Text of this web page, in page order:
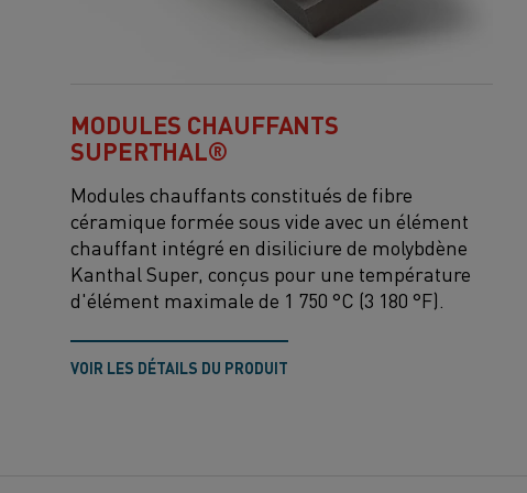
MODULES CHAUFFANTS
SUPERTHAL®
Modules chauffants constitués de fibre
céramique formée sous vide avec un élément
chauffant intégré en disiliciure de molybdène
Kanthal Super, conçus pour une température
d'élément maximale de 1 750 °C (3 180 °F).
VOIR LES DÉTAILS DU PRODUIT